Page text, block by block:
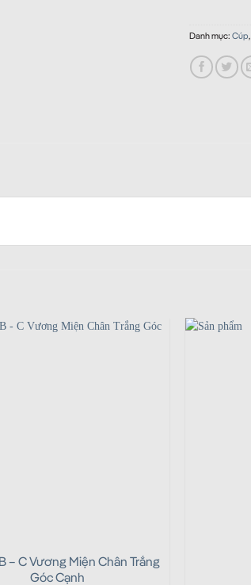
Danh mục: Cúp,
– C Vương Miện Chân Trắng
Góc Cạnh